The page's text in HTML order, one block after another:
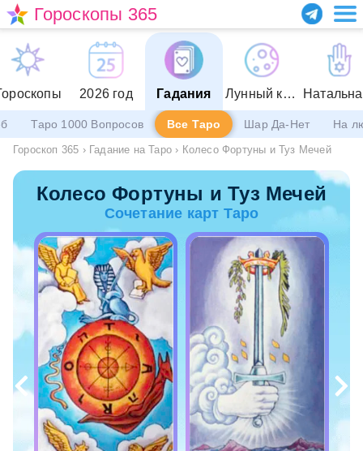
Гороскопы 365
2026 год Гадания Лунный календарь
Таро 1000 Вопросов Все Таро Шар Да-Нет На
Гороскоп 365 › Гадание на Таро › Колесо Фортуны и Туз Мечей
Колесо Фортуны и Туз Мечей
Сочетание карт Таро